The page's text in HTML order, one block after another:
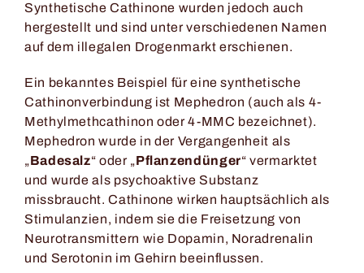
Synthetische Cathinone wurden jedoch auch
hergestellt und sind unter verschiedenen Namen
auf dem illegalen Drogenmarkt erschienen.
Ein bekanntes Beispiel für eine synthetische
Cathinonverbindung ist Mephedron (auch als 4-
Methylmethcathinon oder 4-MMC bezeichnet).
Mephedron wurde in der Vergangenheit als
„Badesalz“ oder „Pflanzendünger“ vermarktet
und wurde als psychoaktive Substanz
missbraucht. Cathinone wirken hauptsächlich als
Stimulanzien, indem sie die Freisetzung von
Neurotransmittern wie Dopamin, Noradrenalin
und Serotonin im Gehirn beeinflussen.